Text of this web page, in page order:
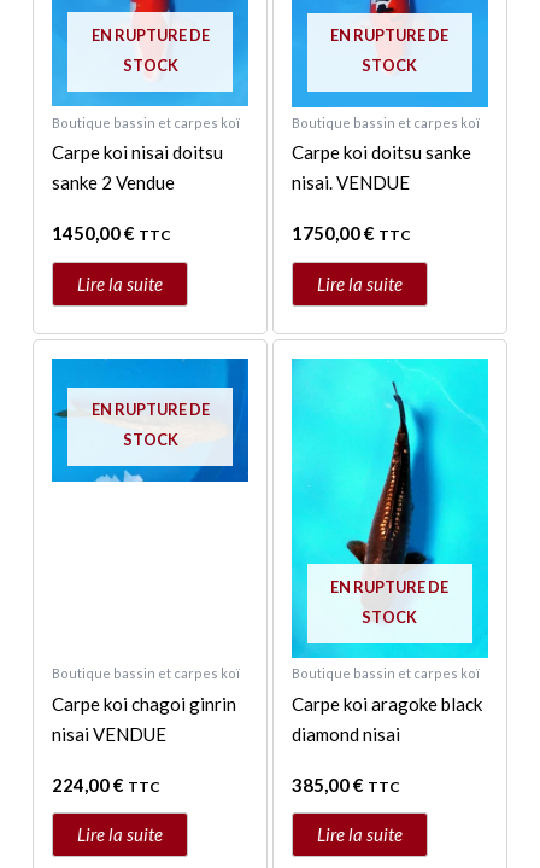
EN RUPTURE DE
STOCK
Boutique bassin et carpes koï
Carpe koi nisai doitsu
sanke 2 Vendue
1450,00€ TTC
Lire la suite
EN RUPTURE DE
STOCK
Boutique bassin et carpes koï
Carpe koi doitsu sanke
nisai. VENDUE
1750,00€ TTC
Lire la suite
EN RUPTURE DE
STOCK
Boutique bassin et carpes koï
Carpe koi chagoi ginrin
nisai VENDUE
224,00€ TTC
Lire la suite
EN RUPTURE DE
STOCK
Boutique bassin et carpes koï
Carpe koi aragoke black
diamond nisai
385,00€ TTC
Lire la suite